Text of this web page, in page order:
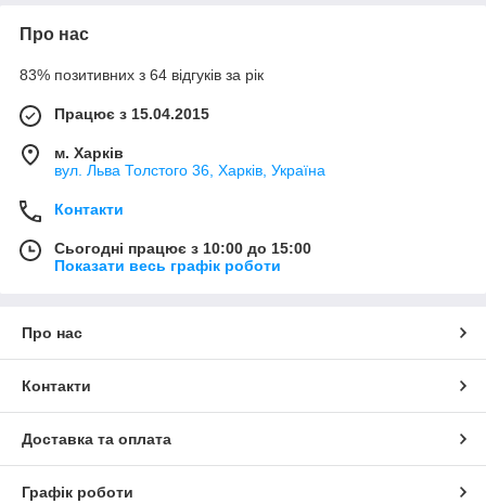
Про нас
83% позитивних з 64 відгуків за рік
Працює з 15.04.2015
м. Харків
вул. Льва Толстого 36, Харків, Україна
Контакти
Сьогодні працює з 10:00 до 15:00
Показати весь графік роботи
Про нас
Контакти
Доставка та оплата
Графік роботи